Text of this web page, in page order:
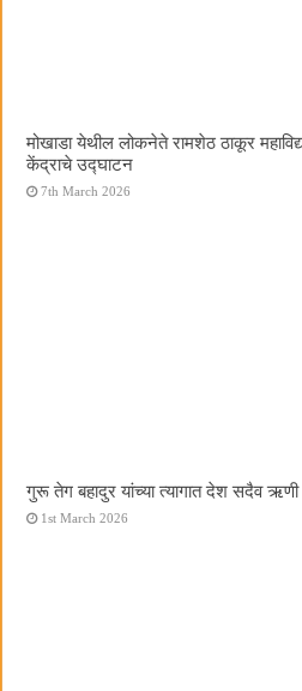
मोखाडा येथील लोकनेते रामशेठ ठाकूर
केंद्राचे उद्घाटन
7th March 2026
गुरू तेग बहादुर यांच्या त्यागात देश सदैव
1st March 2026